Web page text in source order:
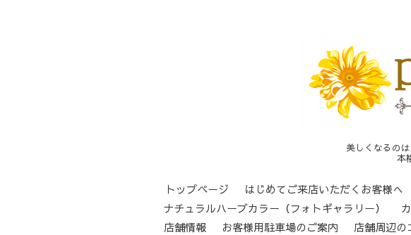
美しくなるの
本
トップページ はじめてご来店いただくお客様へ
ナチュラルハーブカラー（フォトギャラリー）
店舗情報
お客様用駐車場のご案内 店舗周辺の